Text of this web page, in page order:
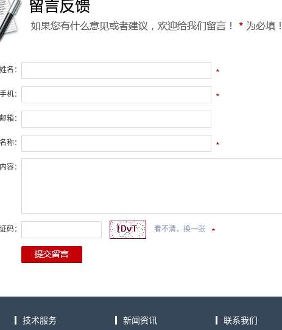
名： *
机： *
箱：
称： *
容：
码： 看不清，换一张 *
技术服务 新闻资讯 联系我们